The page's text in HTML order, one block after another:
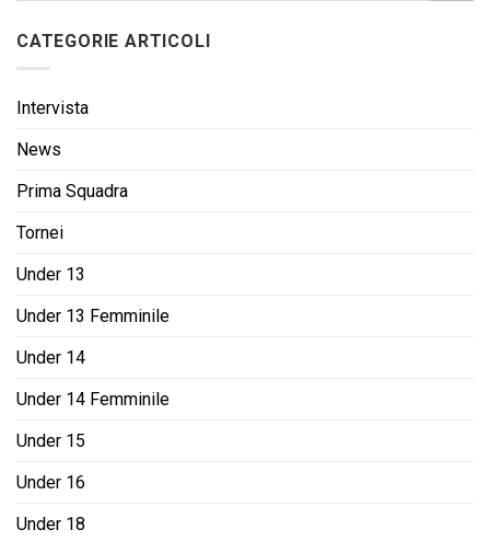
CATEGORIE ARTICOLI
Intervista
News
Prima Squadra
Tornei
Under 13
Under 13 Femminile
Under 14
Under 14 Femminile
Under 15
Under 16
Under 18